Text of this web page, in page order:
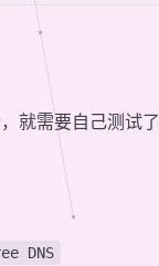
就需要自己测试了
DNS